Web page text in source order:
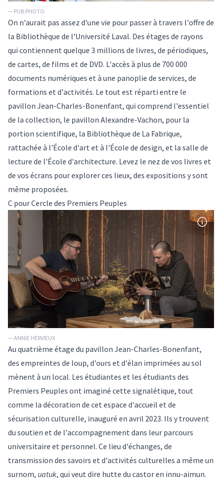
— PUB PHOTO
On n'aurait pas assez d'une vie pour passer à travers l'offre de
la Bibliothèque de l'Université Laval. Des étages de rayons
qui contiennent quelque 3 millions de livres, de périodiques,
de cartes, de films et de DVD. L'accès à plus de 700 000
documents numériques et à une panoplie de services, de
formations et d'activités. Le tout est réparti entre le
pavillon Jean-Charles-Bonenfant, qui comprend l'essentiel
de la collection, le pavillon Alexandre-Vachon, pour la
portion scientifique, la Bibliothèque de La Fabrique,
rattachée à l'École d'art et à l'École de design, et la salle de
lecture de l'École d'architecture. Levez le nez de vos livres et
de vos écrans pour explorer ces lieux, des expositions y sont
même proposées.
C pour Cercle des Premiers Peuples
— ANNIE HERVIEUX
Au quatrième étage du pavillon Jean-Charles-Bonenfant,
des empreintes de loup, d'ours et d'élan imprimées au sol
mènent à un local. Les étudiantes et les étudiants des
Premiers Peuples ont imaginé cette signalétique, tout
comme la décoration de cet espace d'accueil et de
sécurisation culturelle, inauguré en avril 2023. Ils y trouvent
du soutien et de l'accompagnement dans leur parcours
universitaire et personnel. Ce lieu d'échanges, de
transmission des savoirs et d'activités culturelles a même un
surnom, uatuk, qui veut dire hutte du castor en innu-aimun.